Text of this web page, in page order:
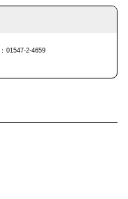
01547-2-4659